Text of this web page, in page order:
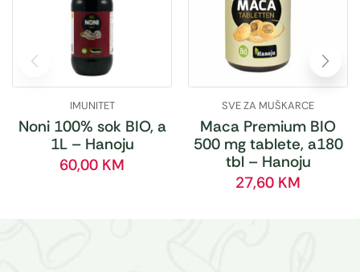
IMUNITET
Noni 100% sok BIO, a
1L – Hanoju
60,00 KM
SVE ZA MUŠKARCE
Maca Premium BIO
500 mg tablete, a180
tbl – Hanoju
27,60 KM